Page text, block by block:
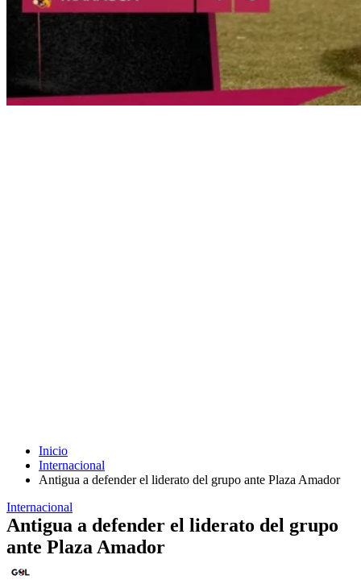
Inicio
Internacional
Antigua a defender el liderato del grupo ante Plaza Amador
Internacional
Antigua a defender el liderato del grupo
ante Plaza Amador